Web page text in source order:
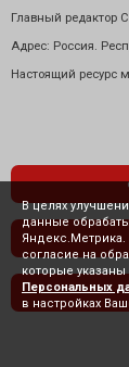
Главный редактор
Адрес: Россия.
Настоящий ресурс
В целях
данные
согласие на
которые указаны
Персональных
в настройках